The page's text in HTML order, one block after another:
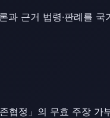
과 근거 법령·판례를 국
협정」의 무효 주장 가